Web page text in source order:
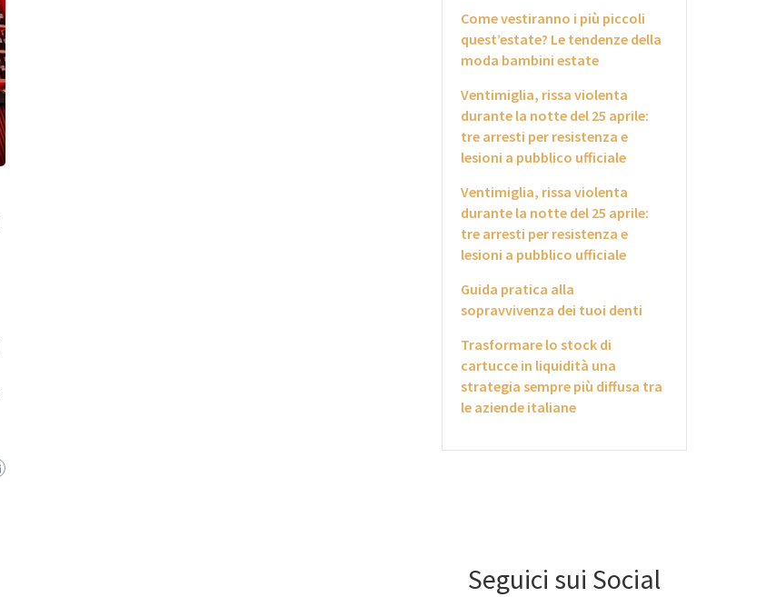
Come vestiranno i più piccoli
quest’estate? Le tendenze della
moda bambini estate
Ventimiglia, rissa violenta
durante la notte del 25 aprile:
tre arresti per resistenza e
lesioni a pubblico ufficiale
Ventimiglia, rissa violenta
durante la notte del 25 aprile:
tre arresti per resistenza e
lesioni a pubblico ufficiale
Guida pratica alla
sopravvivenza dei tuoi denti
Trasformare lo stock di
cartucce in liquidità una
strategia sempre più diffusa tra
le aziende italiane
Seguici sui Social